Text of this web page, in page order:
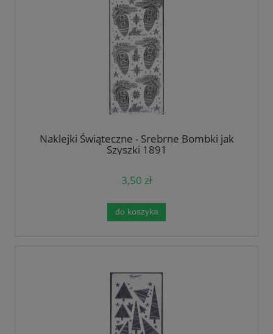
Naklejki Świąteczne - Srebrne Bombki jak
Szyszki 1891
3,50 zł
do koszyka